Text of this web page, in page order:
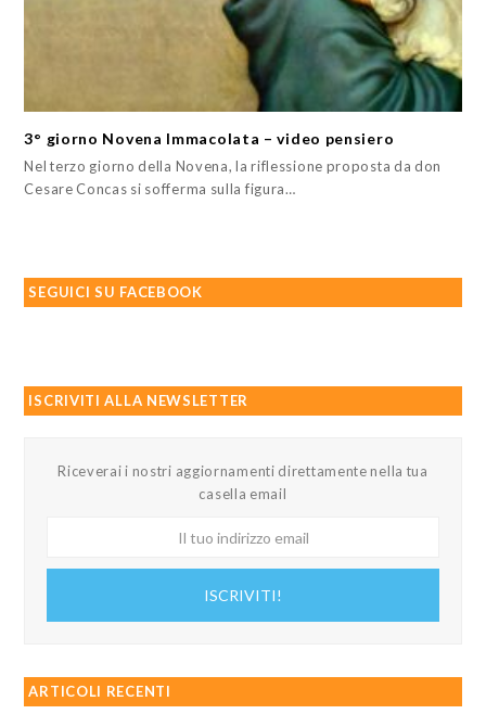
3° giorno Novena Immacolata – video pensiero
Nel terzo giorno della Novena, la riflessione proposta da don
Cesare Concas si sofferma sulla figura…
SEGUICI SU FACEBOOK
ISCRIVITI ALLA NEWSLETTER
Riceverai i nostri aggiornamenti direttamente nella tua
casella email
ISCRIVITI!
ARTICOLI RECENTI